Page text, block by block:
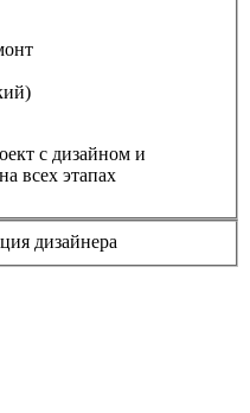
с дизайном и
всех этапах
дизайнера